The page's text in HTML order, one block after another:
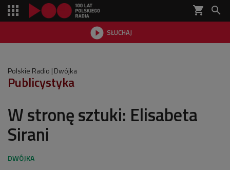
shopping_cart 
 SŁUCHAJ

Polskie Radio Dwójka
Publicystyka
W stronę sztuki: Elisabeta
Sirani